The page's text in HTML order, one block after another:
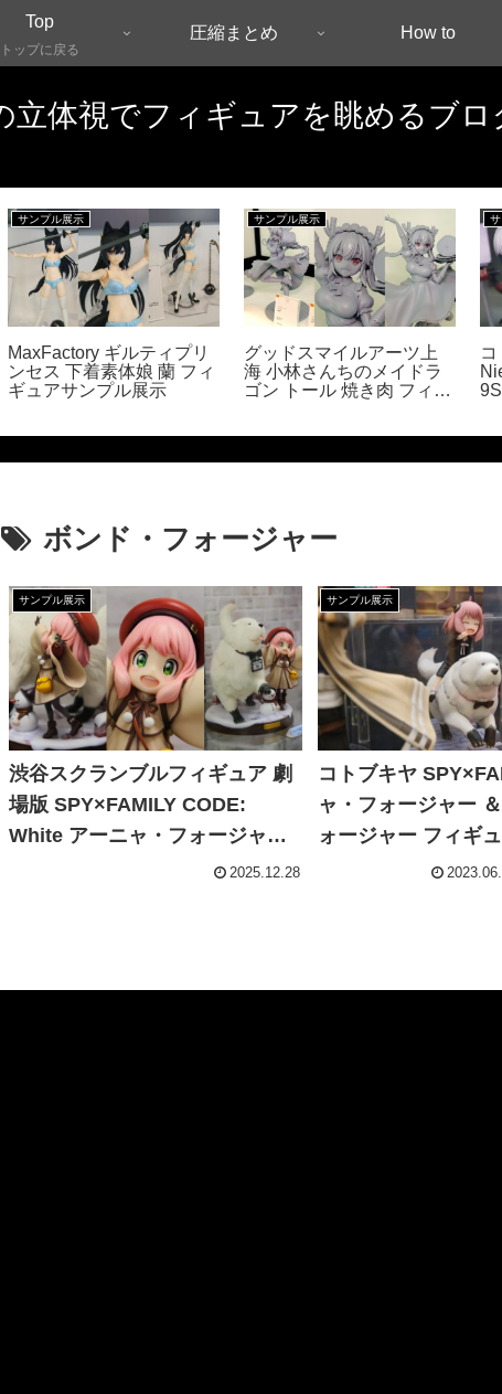
立体視でフィギュアを眺めるブロ
Top
トップに戻る
圧縮まとめ How to
サンプル展示
MaxFactory ギルティプリ
ンセス 下着素体娘 蘭 フィ
ギュアサンプル展示
サンプル展示
グッドスマイルアーツ上
海 小林さんちのメイドラ
ゴン トール 焼き肉 フィギ
ボンド・フォージャー
サンプル展示
渋谷スクランブルフィギュア 劇
場版 SPY×FAMILY CODE:
White アーニャ・フォージャー&
ボンド・フォージャー フィギュ
2025.12.28
サンプル展示
コトブキヤ
ャ・フォージャー
ォージャー フィギ